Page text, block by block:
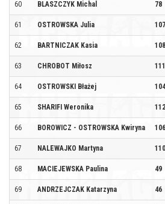
60 BLASZCZYK Michal 78
61 OSTROWSKA Julia 107
62 BARTNICZAK Kasia 108
63 CHROBOT Miłosz 111
64 OSTROWSKI Błażej 104
65 SHARIFI Weronika 112
66 BOROWICZ - OSTROWSKA Kwiryna 106
67 NALEWAJKO Martyna 110
68 MACIEJEWSKA Paulina 49
69 ANDRZEJCZAK Katarzyna 46